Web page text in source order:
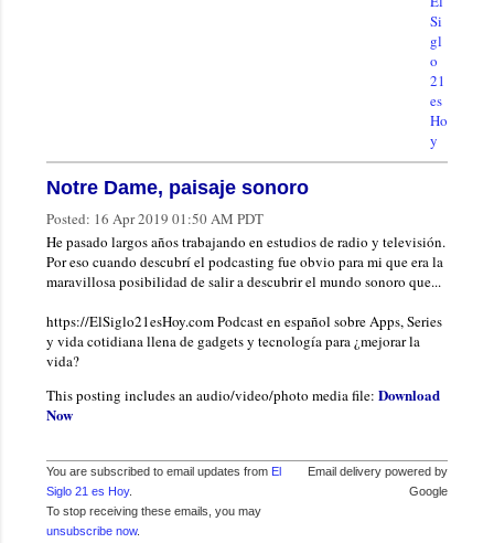
Notre Dame, paisaje sonoro
Posted: 16 Apr 2019 01:50 AM PDT
He pasado largos años trabajando en estudios de radio y televisión.
Por eso cuando descubrí el podcasting fue obvio para mi que era la
maravillosa posibilidad de salir a descubrir el mundo sonoro que...
https://ElSiglo21esHoy.com Podcast en español sobre Apps, Series
y vida cotidiana llena de gadgets y tecnología para ¿mejorar la
vida?
This posting includes an audio/video/photo media file: Download
Now
You are subscribed to email updates from El
Siglo 21 es Hoy.
To stop receiving these emails, you may
unsubscribe now.
Email delivery powered by
Google